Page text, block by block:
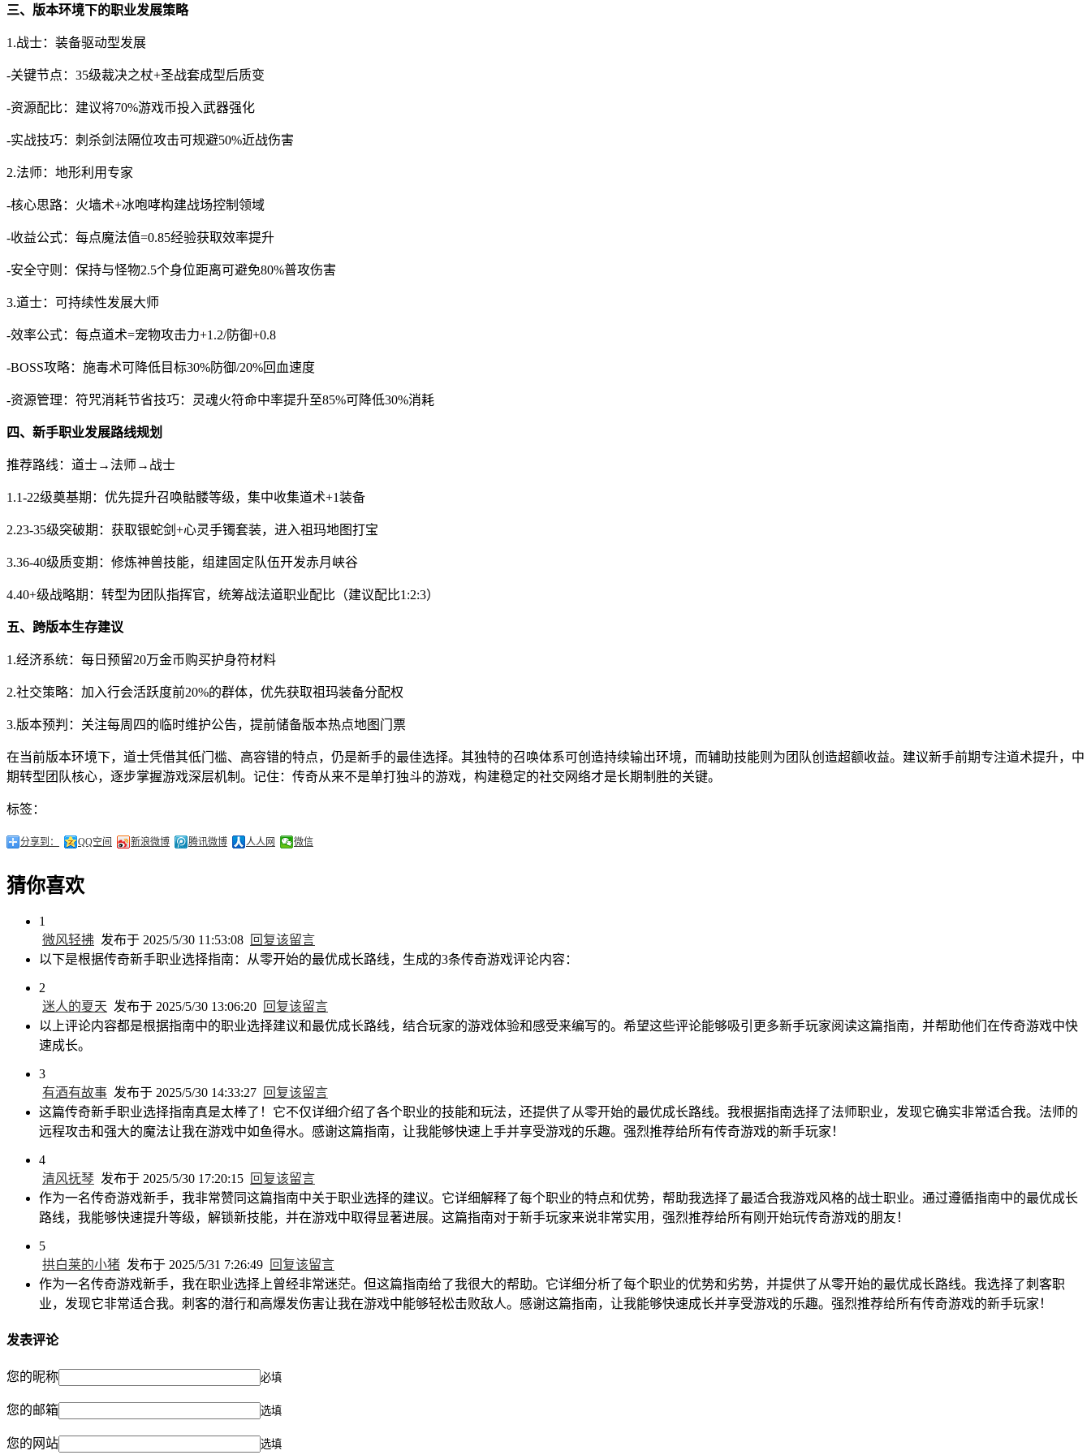
三、版本环境下的职业发展策略
1.战士：装备驱动型发展
-关键节点：35级裁决之杖+圣战套成型后质变
-资源配比：建议将70%游戏币投入武器强化
-实战技巧：刺杀剑法隔位攻击可规避50%近战伤害
2.法师：地形利用专家
-核心思路：火墙术+冰咆哮构建战场控制领域
-收益公式：每点魔法值=0.85经验获取效率提升
-安全守则：保持与怪物2.5个身位距离可避免80%普攻伤害
3.道士：可持续性发展大师
-效率公式：每点道术=宠物攻击力+1.2/防御+0.8
-BOSS攻略：施毒术可降低目标30%防御/20%回血速度
-资源管理：符咒消耗节省技巧：灵魂火符命中率提升至85%可降低30%消耗
四、新手职业发展路线规划
推荐路线：道士→法师→战士
1.1-22级奠基期：优先提升召唤骷髅等级，集中收集道术+1装备
2.23-35级突破期：获取银蛇剑+心灵手镯套装，进入祖玛地图打宝
3.36-40级质变期：修炼神兽技能，组建固定队伍开发赤月峡谷
4.40+级战略期：转型为团队指挥官，统筹战法道职业配比（建议配比1:2:3）
五、跨版本生存建议
1.经济系统：每日预留20万金币购买护身符材料
2.社交策略：加入行会活跃度前20%的群体，优先获取祖玛装备分配权
3.版本预判：关注每周四的临时维护公告，提前储备版本热点地图门票
在当前版本环境下，道士凭借其低门槛、高容错的特点，仍是新手的最佳选择。其独特的召唤体系可创造持续输出环境，而辅助技能则为团队创造超额收益。建议新手前期专注道术提升，中
期转型团队核心，逐步掌握游戏深层机制。记住：传奇从来不是单打独斗的游戏，构建稳定的社交网络才是长期制胜的关键。
标签：
分享到： QQ空间 新浪微博 腾讯微博 人人网 微信
猜你喜欢
1
微风轻拂 发布于 2025/5/30 11:53:08
回复该留言
以下是根据传奇新手职业选择指南：从零开始的最优成长路线，生成的3条传奇游戏评论内容：
2
迷人的夏天 发布于 2025/5/30 13:06:20
回复该留言
以上评论内容都是根据指南中的职业选择建议和最优成长路线，结合玩家的游戏体验和感受来编写的。希望这些评论能够吸引更多新手玩家阅读这篇指南，并帮助他们在传奇游戏中快
速成长。
3
有酒有故事 发布于 2025/5/30 14:33:27
回复该留言
这篇传奇新手职业选择指南真是太棒了！它不仅详细介绍了各个职业的技能和玩法，还提供了从零开始的最优成长路线。我根据指南选择了法师职业，发现它确实非常适合我。法师的
远程攻击和强大的魔法让我在游戏中如鱼得水。感谢这篇指南，让我能够快速上手并享受游戏的乐趣。强烈推荐给所有传奇游戏的新手玩家！
4
清风抚琴 发布于 2025/5/30 17:20:15
回复该留言
作为一名传奇游戏新手，我非常赞同这篇指南中关于职业选择的建议。它详细解释了每个职业的特点和优势，帮助我选择了最适合我游戏风格的战士职业。通过遵循指南中的最优成长
路线，我能够快速提升等级，解锁新技能，并在游戏中取得显著进展。这篇指南对于新手玩家来说非常实用，强烈推荐给所有刚开始玩传奇游戏的朋友！
5
拱白莱的小猪 发布于 2025/5/31 7:26:49
回复该留言
作为一名传奇游戏新手，我在职业选择上曾经非常迷茫。但这篇指南给了我很大的帮助。它详细分析了每个职业的优势和劣势，并提供了从零开始的最优成长路线。我选择了刺客职
业，发现它非常适合我。刺客的潜行和高爆发伤害让我在游戏中能够轻松击败敌人。感谢这篇指南，让我能够快速成长并享受游戏的乐趣。强烈推荐给所有传奇游戏的新手玩家！
发表评论
您的昵称 必填
您的邮箱 选填
您的网站 选填